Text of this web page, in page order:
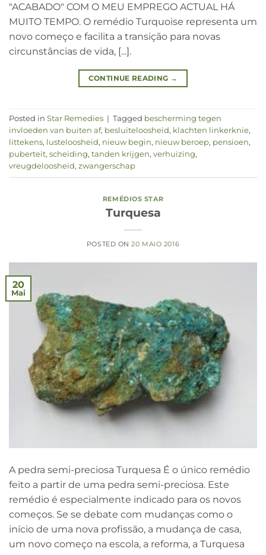
"ACABADO" COM O MEU EMPREGO ACTUAL HÁ
MUITO TEMPO. O remédio Turquoise representa um
novo começo e facilita a transição para novas
circunstâncias de vida, [...].
CONTINUE READING →
Posted in Star Remedies | Tagged bescherming tegen
invloeden van buiten af, besluiteloosheid, klachten linkerknie,
littekens, lusteloosheid, nieuw begin, nieuw beroep, pensioen,
puberteit, scheiding, tanden krijgen, verhuizing,
vreugdeloosheid, zwangerschap
REMÉDIOS STAR
Turquesa
POSTED ON20 MAIO 2016
20
Mai
A pedra semi-preciosa Turquesa É o único remédio
feito a partir de uma pedra semi-preciosa. Este
remédio é especialmente indicado para os novos
começos. Se se debate com mudanças como o
início de uma nova profissão, a mudança de casa,
um novo começo na escola, a reforma, a Turquesa